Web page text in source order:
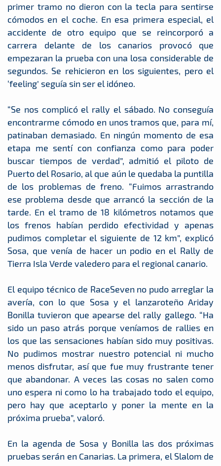
primer tramo no dieron con la tecla para sentirse
cómodos en el coche. En esa primera especial, el
accidente de otro equipo que se reincorporó a
carrera delante de los canarios provocó que
empezaran la prueba con una losa considerable de
segundos. Se rehicieron en los siguientes, pero el
‘feeling’ seguía sin ser el idóneo.
“Se nos complicó el rally el sábado. No conseguía
encontrarme cómodo en unos tramos que, para mí,
patinaban demasiado. En ningún momento de esa
etapa me sentí con confianza como para poder
buscar tiempos de verdad”, admitió el piloto de
Puerto del Rosario, al que aún le quedaba la puntilla
de los problemas de freno. “Fuimos arrastrando
ese problema desde que arrancó la sección de la
tarde. En el tramo de 18 kilómetros notamos que
los frenos habían perdido efectividad y apenas
pudimos completar el siguiente de 12 km”, explicó
Sosa, que venía de hacer un podio en el Rally de
Tierra Isla Verde valedero para el regional canario.
El equipo técnico de RaceSeven no pudo arreglar la
avería, con lo que Sosa y el lanzaroteño Ariday
Bonilla tuvieron que apearse del rally gallego. “Ha
sido un paso atrás porque veníamos de rallies en
los que las sensaciones habían sido muy positivas.
No pudimos mostrar nuestro potencial ni mucho
menos disfrutar, así que fue muy frustrante tener
que abandonar. A veces las cosas no salen como
uno espera ni como lo ha trabajado todo el equipo,
pero hay que aceptarlo y poner la mente en la
próxima prueba”, valoró.
En la agenda de Sosa y Bonilla las dos próximas
pruebas serán en Canarias. La primera, el Slalom de